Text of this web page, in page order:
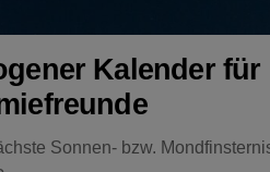
Kalender für
Sonnen- bzw.